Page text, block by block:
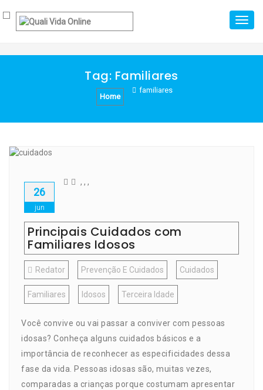
Skip
Tag: Familiares
Home
familiares
26
jun
Principais Cuidados com
Familiares Idosos
Redator Prevenção E Cuidados Cuidados
,
Familiares
,
Idosos
,
Terceira Idade
Você convive ou vai passar a conviver com pessoas
idosas? Conheça alguns cuidados básicos e a
importância de reconhecer as especificidades dessa
fase da vida. Pessoas idosas são, muitas vezes,
comparadas a crianças porque costumam apresentar